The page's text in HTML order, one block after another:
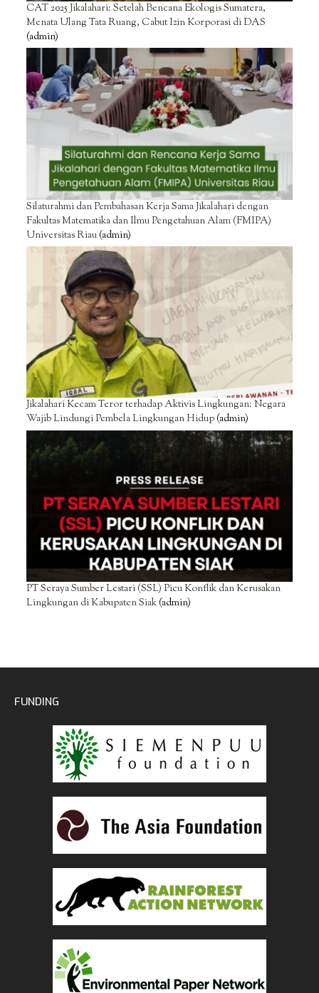
CAT 2025 Jikalahari: Setelah Bencana Ekologis Sumatera,
Menata Ulang Tata Ruang, Cabut Izin Korporasi di DAS
(admin)
Silaturahmi dan Pembahasan Kerja Sama Jikalahari dengan
Fakultas Matematika dan Ilmu Pengetahuan Alam (FMIPA)
Universitas Riau(admin)
Jikalahari Kecam Teror terhadap Aktivis Lingkungan: Negara
Wajib Lindungi Pembela Lingkungan Hidup(admin)
PT Seraya Sumber Lestari (SSL) Picu Konflik dan Kerusakan
Lingkungan di Kabupaten Siak(admin)
FUNDING